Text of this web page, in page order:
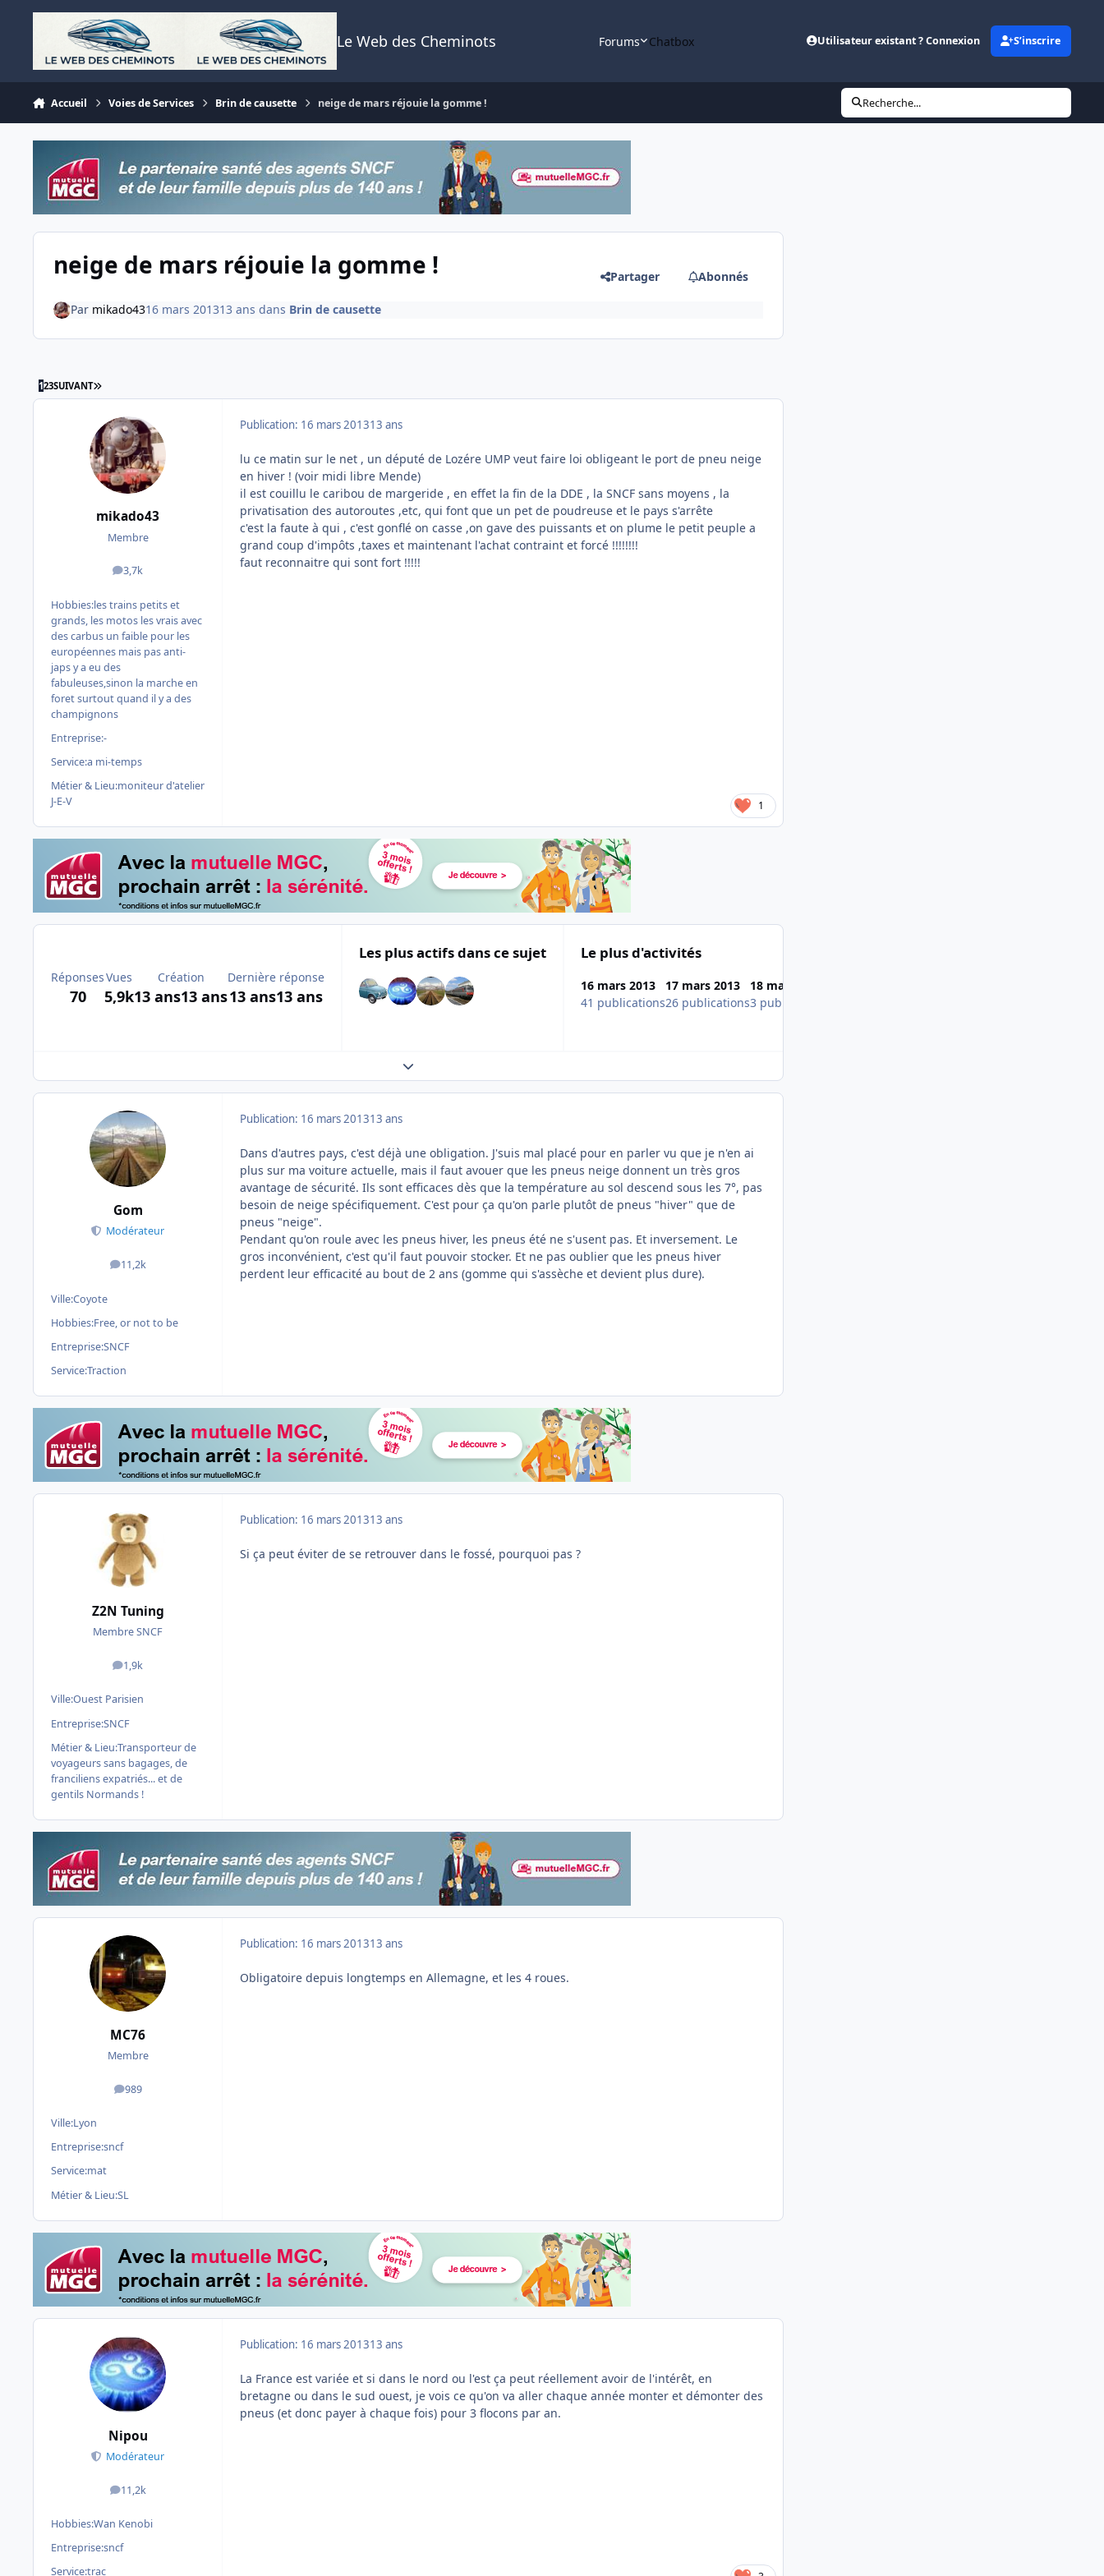
Aller au contenu
Le Web des Cheminots Forums Chatbox Utilisateur existant ? Connexion S’inscrire
Accueil Voies de Services Brin de causette neige de mars réjouie la gomme ! Recherche...
neige de mars réjouie la gomme ! Partager Abonnés
Par mikado4316 mars 201313 ans dans Brin de causette
123SUIVANT DERNIÈRE PAGE
mikado43
Membre
3,7k
messages
Hobbies:les trains petits et
grands, les motos les vrais avec
des carbus un faible pour les
européennes mais pas anti-
japs y a eu des
fabuleuses,sinon la marche en
foret surtout quand il y a des
champignons
Entreprise:-
Service:a mi-temps
Métier & Lieu:moniteur d'atelier
J-E-V
Publication: 16 mars 201313 ans
lu ce matin sur le net , un député de Lozére UMP veut faire loi obligeant le port de pneu neige
en hiver ! (voir midi libre Mende)
il est couillu le caribou de margeride , en effet la fin de la DDE , la SNCF sans moyens , la
privatisation des autoroutes ,etc, qui font que un pet de poudreuse et le pays s'arrête
c'est la faute à qui , c'est gonflé on casse ,on gave des puissants et on plume le petit peuple a
grand coup d'impôts ,taxes et maintenant l'achat contraint et forcé !!!!!!!!
faut reconnaitre qui sont fort !!!!!
1
Réponses
70
Vues
5,9k
Création
13 ans13 ans
Dernière réponse
13 ans13 ans
Les plus actifs dans ce sujet Le plus d'activités
16 mars 2013
41 publications
17 mars 2013
26 publications
18 mars 2013
3 publications
Expand topic overview
Gom
Modérateur
11,2k
messages
Ville:Coyote
Hobbies:Free, or not to be
Entreprise:SNCF
Service:Traction
Publication: 16 mars 201313 ans
Dans d'autres pays, c'est déjà une obligation. J'suis mal placé pour en parler vu que je n'en ai
plus sur ma voiture actuelle, mais il faut avouer que les pneus neige donnent un très gros
avantage de sécurité. Ils sont efficaces dès que la température au sol descend sous les 7°, pas
besoin de neige spécifiquement. C'est pour ça qu'on parle plutôt de pneus "hiver" que de
pneus "neige".
Pendant qu'on roule avec les pneus hiver, les pneus été ne s'usent pas. Et inversement. Le
gros inconvénient, c'est qu'il faut pouvoir stocker. Et ne pas oublier que les pneus hiver
perdent leur efficacité au bout de 2 ans (gomme qui s'assèche et devient plus dure).
Z2N Tuning
Membre SNCF
1,9k
messages
Ville:Ouest Parisien
Entreprise:SNCF
Métier & Lieu:Transporteur de
voyageurs sans bagages, de
franciliens expatriés... et de
gentils Normands !
Publication: 16 mars 201313 ans
Si ça peut éviter de se retrouver dans le fossé, pourquoi pas ?
MC76
Membre
989
messages
Ville:Lyon
Entreprise:sncf
Service:mat
Métier & Lieu:SL
Publication: 16 mars 201313 ans
Obligatoire depuis longtemps en Allemagne, et les 4 roues.
Nipou
Modérateur
11,2k
messages
Hobbies:Wan Kenobi
Entreprise:sncf
Service:trac
Publication: 16 mars 201313 ans
La France est variée et si dans le nord ou l'est ça peut réellement avoir de l'intérêt, en
bretagne ou dans le sud ouest, je vois ce qu'on va aller chaque année monter et démonter des
pneus (et donc payer à chaque fois) pour 3 flocons par an.